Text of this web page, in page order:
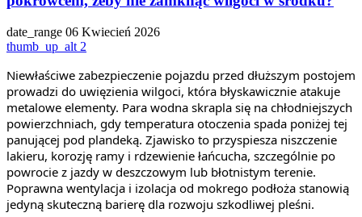
date_range 06 Kwiecień 2026
thumb_up_alt 2
Niewłaściwe zabezpieczenie pojazdu przed dłuższym postojem
prowadzi do uwięzienia wilgoci, która błyskawicznie atakuje
metalowe elementy. Para wodna skrapla się na chłodniejszych
powierzchniach, gdy temperatura otoczenia spada poniżej tej
panującej pod plandeką. Zjawisko to przyspiesza niszczenie
lakieru, korozję ramy i rdzewienie łańcucha, szczególnie po
powrocie z jazdy w deszczowym lub błotnistym terenie.
Poprawna wentylacja i izolacja od mokrego podłoża stanowią
jedyną skuteczną barierę dla rozwoju szkodliwej pleśni.